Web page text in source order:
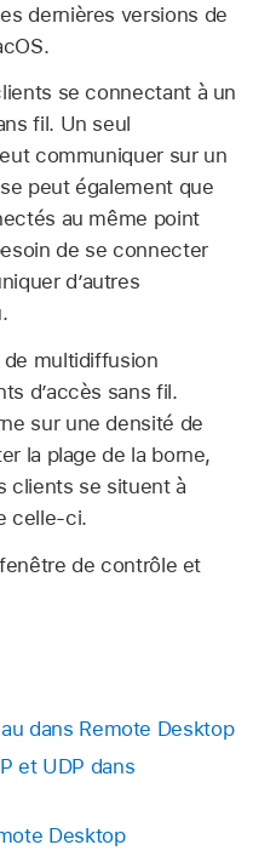
dernières versions de
se connectant à un
fil. Un seul
communiquer sur un
peut également que
au même point
de se connecter
d’autres
multidiffusion
d’accès sans fil.
sur une densité de
la plage de la borne,
clients se situent à
celle-ci.
de contrôle et
dans Remote Desktop
et UDP dans
Desktop